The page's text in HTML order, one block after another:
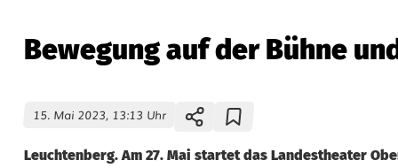
Bewegung auf der Bühne
15. Mai 2023, 13:13 Uhr
Leuchtenberg. Am 27. Mai startet das Landestheater